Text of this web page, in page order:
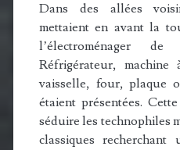
Dans des allées
mettaient en avant la
l’électroménager
Réfrigérateur,
vaisselle, four, plaque
étaient présentées.
séduire les technophiles
classiques